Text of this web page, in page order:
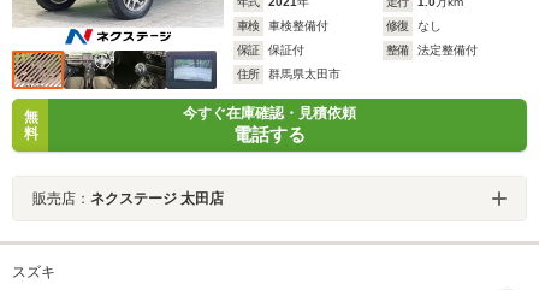
車検
車検整備付 修復
なし
保証
保証付 整備
法定整備付
住所
群馬県太田市
無
料
今すぐ在庫確認・見積依頼
電話する
販売店： ネクステージ 太田店
スズキ